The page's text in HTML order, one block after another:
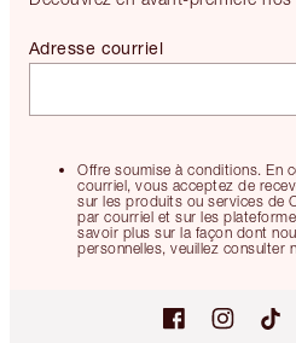
Offre soumise à conditions. En
courriel, vous acceptez de
sur les produits ou services de
par courriel et sur les
savoir plus sur la façon dont
personnelles, veuillez consulter
Adresse courriel